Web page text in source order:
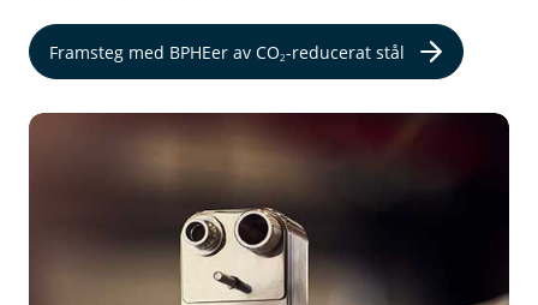
Framsteg med BPHEer av CO2-reducerat stål